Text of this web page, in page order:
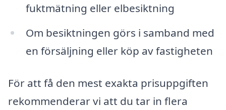
fuktmätning eller elbesiktning
Om besiktningen görs i samband med
en försäljning eller köp av fastigheten
För att få den mest exakta prisuppgiften
rekommenderar vi att du tar in flera